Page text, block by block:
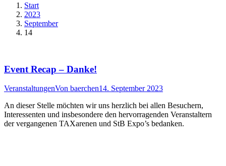
Start
2023
September
14
Event Recap – Danke!
VeranstaltungenVon baerchen14. September 2023
An dieser Stelle möchten wir uns herzlich bei allen Besuchern,
Interessenten und insbesondere den hervorragenden Veranstaltern
der vergangenen TAXarenen und StB Expo’s bedanken.